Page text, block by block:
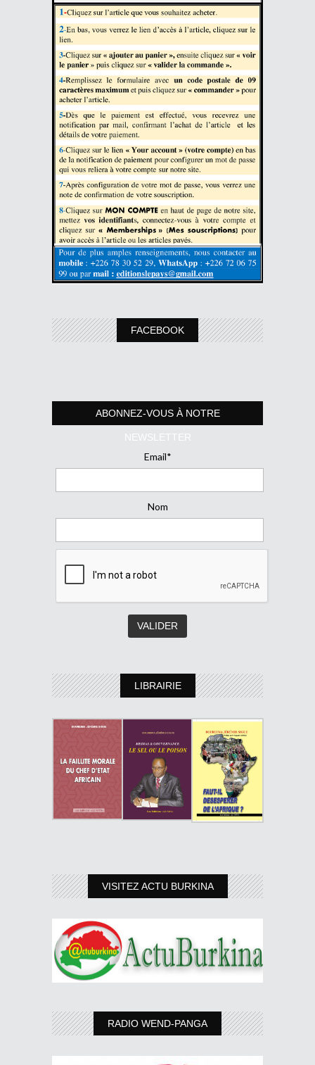
FACEBOOK
ABONNEZ-VOUS À NOTRE
NEWSLETTER
Email*
Nom
LIBRAIRIE
VISITEZ ACTU BURKINA
RADIO WEND-PANGA